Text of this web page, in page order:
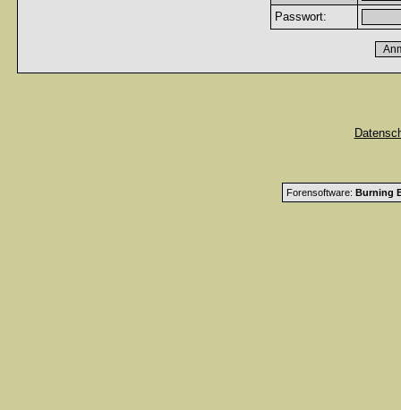
Passwort:
Forensoftware: Burning